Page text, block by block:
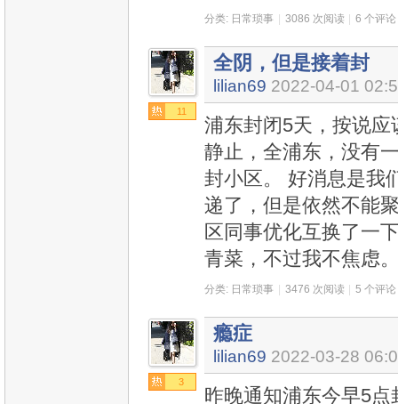
分类: 日常琐事 3086 次阅读 6 个评论
11
全阴，但是接着封
lilian69 2022-04-01
浦东封闭5天，按说
静止，全浦东，没有
封小区。 好消息是我
递了，但是依然不能
区同事优化互换了一
青菜，不过我不焦虑
分类: 日常琐事 3476 次阅读 5 个评论
3
瘾症
lilian69 2022-03-28
昨晚通知浦东今早5